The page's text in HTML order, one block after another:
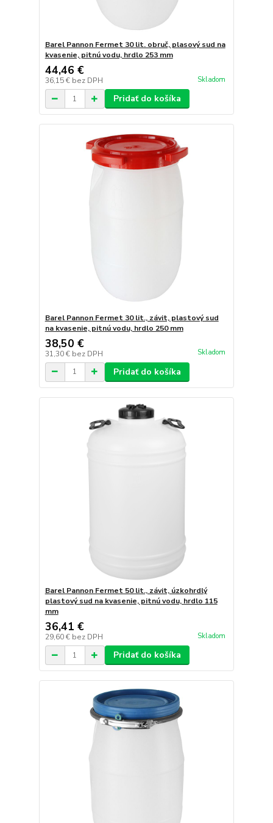
Barel Pannon Fermet 30 lit. obruč, plasový sud na
kvasenie, pitnú vodu, hrdlo 253 mm
44,46 €
36,15 € bez DPH Skladom
Pridať do košíka
Barel Pannon Fermet 30 lit., závit, plastový sud
na kvasenie, pitnú vodu, hrdlo 250 mm
38,50 €
31,30 € bez DPH Skladom
Pridať do košíka
Barel Pannon Fermet 50 lit., závit, úzkohrdlý
plastový sud na kvasenie, pitnú vodu, hrdlo 115
mm
36,41 €
29,60 € bez DPH Skladom
Pridať do košíka